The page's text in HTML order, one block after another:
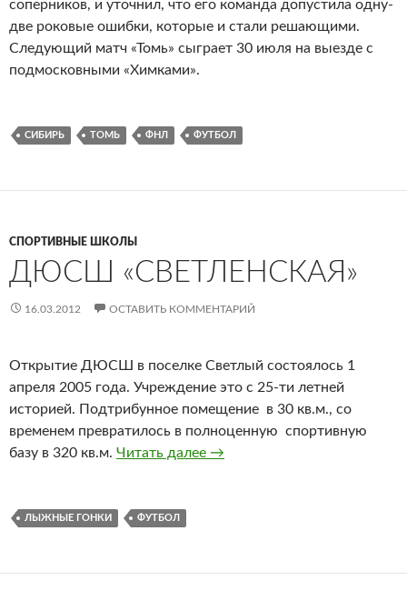
соперников, и уточнил, что его команда допустила одну-
две роковые ошибки, которые и стали решающими.
Следующий матч «Томь» сыграет 30 июля на выезде с
подмосковными «Химками».
СИБИРЬ ТОМЬ ФНЛ ФУТБОЛ
СПОРТИВНЫЕ ШКОЛЫ
ДЮСШ «СВЕТЛЕНСКАЯ»
16.03.2012 ОСТАВИТЬ КОММЕНТАРИЙ
Открытие ДЮСШ в поселке Светлый состоялось 1
апреля 2005 года. Учреждение это с 25-ти летней
историей. Подтрибунное помещение в 30 кв.м., со
временем превратилось в полноценную спортивную
базу в 320 кв.м. Читать далее ДЮСШ «Светленская»
→
ЛЫЖНЫЕ ГОНКИ ФУТБОЛ